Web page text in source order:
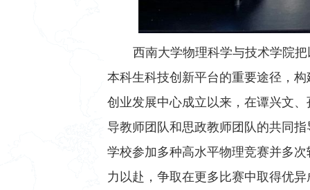
西南大学物理科学与技术学院
本科生科技创新平台的重要途径，
创业发展中心成立以来，在谭兴文
导教师团队和思政教师团队的共同
学校参加多种高水平物理竞赛并多
力以赴，争取在更多比赛中取得优异